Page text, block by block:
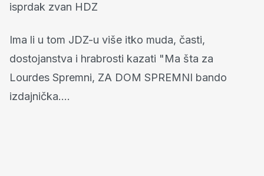
isprdak zvan HDZ
Ima li u tom JDZ-u više itko muda, časti,
dostojanstva i hrabrosti kazati "Ma šta za
Lourdes Spremni, ZA DOM SPREMNI bando
izdajnička....